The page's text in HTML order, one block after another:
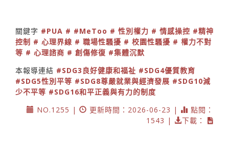
關鍵字 #PUA # #MeToo # 性別權力 # 情感操控 #精神
控制 # 心理界線 # 職場性騷擾 # 校園性騷擾 # 權力不對
等 # 心理諮商 # 創傷修復 #集體沉默
本報導連結 #SDG3良好健康和福祉 #SDG4優質教育
#SDG5性別平等 #SDG8尊嚴就業與經濟發展 #SDG10減
少不平等 #SDG16和平正義與有力的制度
NO.1255 |
更新時間：2026-06-23 |
點閱：
1543 |
下載：